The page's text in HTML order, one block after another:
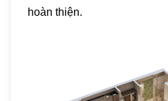
hoàn thiện.